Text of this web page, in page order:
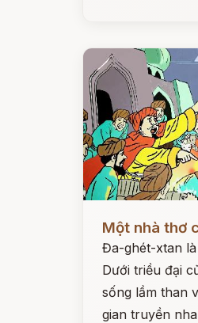
Một nhà thơ
Đa-ghét-xtan
Dưới triều đại
sống lầm than
gian truyền